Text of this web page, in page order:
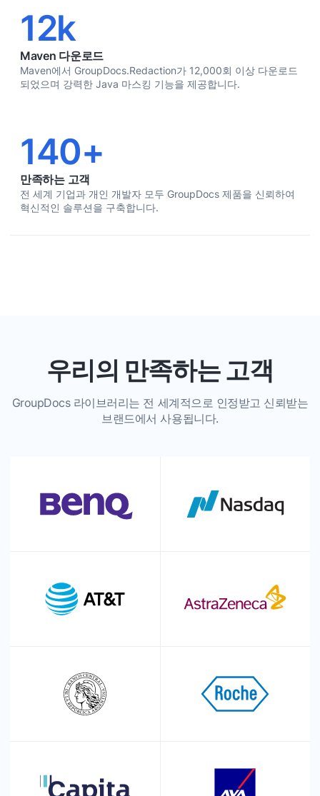
12k
Maven 다운로드
Maven에서 GroupDocs.Redaction가 12,000회 이상 다운로드
되었으며 강력한 Java 마스킹 기능을 제공합니다.
140+
만족하는 고객
전 세계 기업과 개인 개발자 모두 GroupDocs 제품을 신뢰하여
혁신적인 솔루션을 구축합니다.
우리의 만족하는 고객
GroupDocs 라이브러리는 전 세계적으로 인정받고 신뢰받는
브랜드에서 사용됩니다.